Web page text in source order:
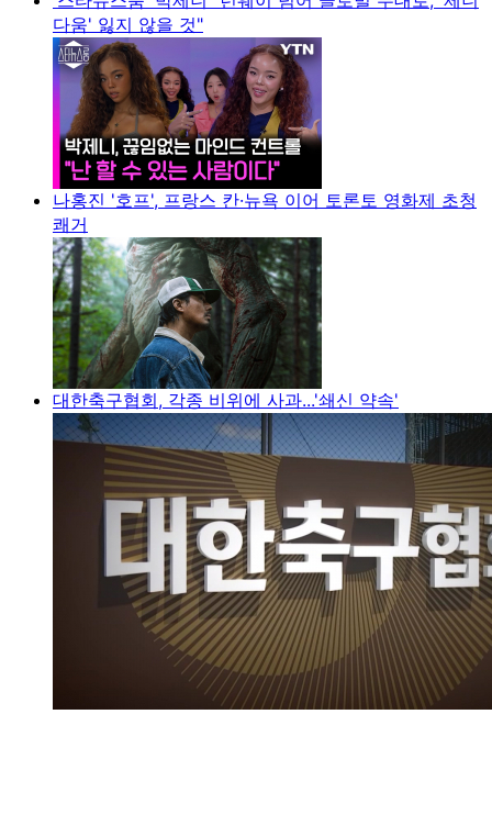
다움' 잃지 않을 것"
나홍진 '호프', 프랑스 칸·뉴욕 이어 토론토 영화제 초청
쾌거
대한축구협회, 각종 비위에 사과...'쇄신 약속'